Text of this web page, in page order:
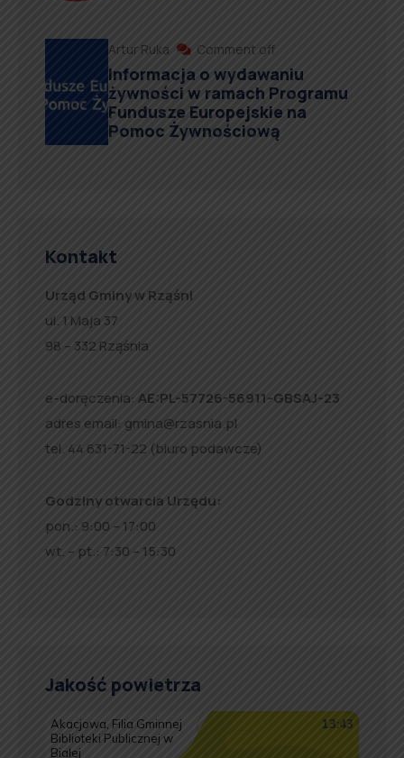
Artur Ruka Comment off
Informacja o wydawaniu
żywności w ramach Programu
Fundusze Europejskie na
Pomoc Żywnościową
Kontakt
Urząd Gminy w Rząśni
ul. 1 Maja 37
98 – 332 Rząśnia
e-doręczenia: AE:PL-57726-56911-GBSAJ-23
adres email: gmina@rzasnia.pl
tel. 44 631-71-22 (biuro podawcze)
Godziny otwarcia Urzędu:
pon.: 9:00 – 17:00
wt. – pt.: 7:30 – 15:30
Jakość powietrza